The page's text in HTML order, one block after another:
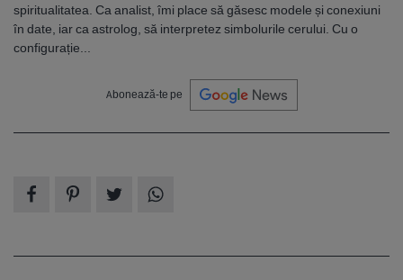
spiritualitatea. Ca analist, îmi place să găsesc modele și conexiuni
în date, iar ca astrolog, să interpretez simbolurile cerului. Cu o
configurație...
Abonează-te pe